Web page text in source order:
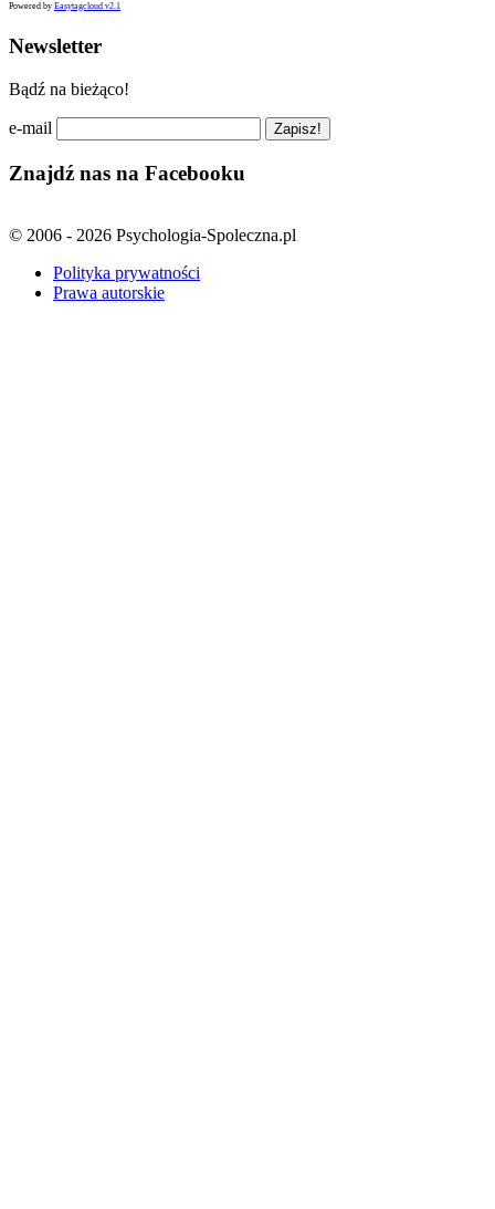
Powered by Easytagcloud v2.1
Newsletter
Bądź na bieżąco!
e-mail
Znajdź nas na Facebooku
© 2006 - 2026 Psychologia-Spoleczna.pl
Polityka prywatności
Prawa autorskie